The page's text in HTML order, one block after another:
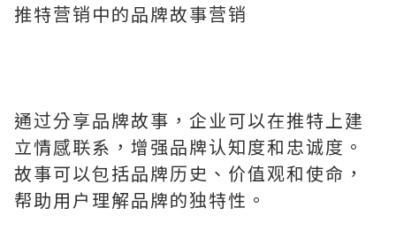
推特营销中的品牌故事营销
通过分享品牌故事，企业可以在推特上建
立情感联系，增强品牌认知度和忠诚度。
故事可以包括品牌历史、价值观和使命，
帮助用户理解品牌的独特性。